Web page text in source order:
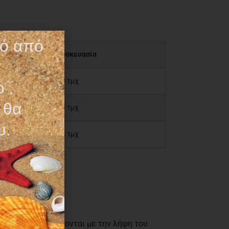
Συσκευασία
30 τμχ
30 τμχ
14 τμχ
αυτή τη στιγμή.
επιβεβαιώνονται με την λήψη του
από
θα